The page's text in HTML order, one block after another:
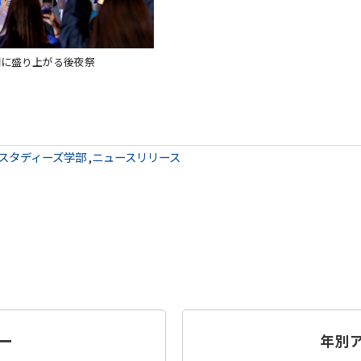
盛り上がる後夜祭
タディーズ学部,ニュースリリース
年別